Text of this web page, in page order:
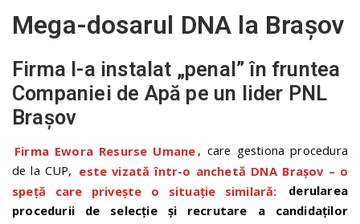
Mega-dosarul DNA la Brașov
Firma l-a instalat „penal” în fruntea
Companiei de Apă pe un lider PNL
Brașov
Firma Ewora Resurse Umane , care gestiona procedura
de la CUP, este vizată într-o anchetă DNA Brașov – o
speță care privește o situație similară:
derularea
procedurii de selecție și recrutare a candidaților